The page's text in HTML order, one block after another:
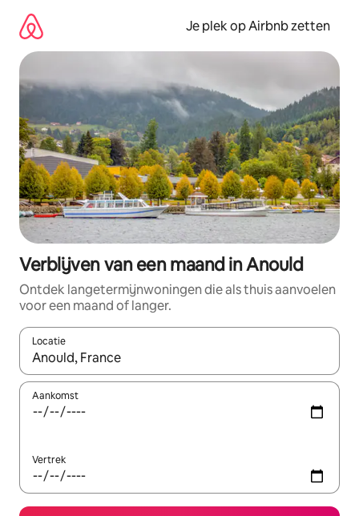
direct
naar
inhoud
Je plek op Airbnb zetten
Verblijven van een maand in Anould
Ontdek langetermijnwoningen die als thuis aanvoelen
voor een maand of langer.
Locatie
Wanneer er resultaten beschikbaar zijn, maak je een keuze
Aankomst
Vertrek